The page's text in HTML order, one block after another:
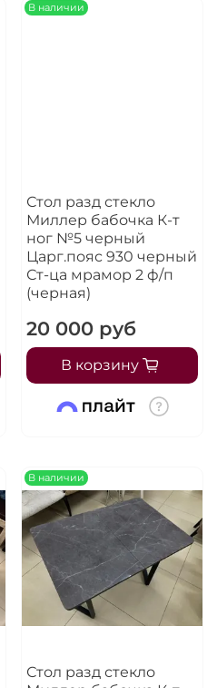
В наличии
Стол разд стекло
Миллер бабочка К-т
ног №5 черный
Царг.пояс 930 черный
Ст-ца мрамор 2 ф/п
(черная)
20 000 руб
В корзину
В наличии
Стол разд стекло